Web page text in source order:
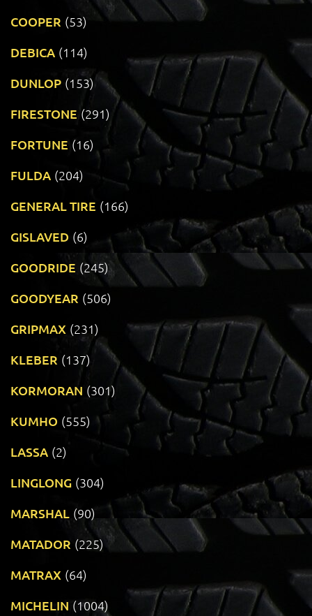
COOPER (53)
DEBICA (114)
DUNLOP (153)
FIRESTONE (291)
FORTUNE (16)
FULDA (204)
GENERAL TIRE (166)
GISLAVED (6)
GOODRIDE (245)
GOODYEAR (506)
GRIPMAX (231)
KLEBER (137)
KORMORAN (301)
KUMHO (555)
LASSA (2)
LINGLONG (304)
MARSHAL (90)
MATADOR (225)
MATRAX (64)
MICHELIN (1004)